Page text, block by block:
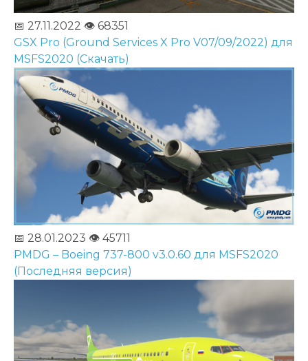
📅 27.11.2022 👁️ 68351
GSX Pro (Ground Services X Pro V07/09/2022) для
MSFS2020 (Скачать)
📅 28.01.2023 👁️ 45711
PMDG – Boeing 737-800 v3.0.60 для MSFS2020
(Последняя версия)